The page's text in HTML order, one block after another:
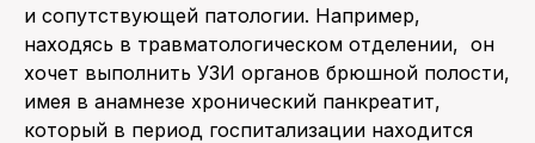
и сопутствующей патологии. Например,
находясь в травматологическом отделении, он
хочет выполнить УЗИ органов брюшной полости,
имея в анамнезе хронический панкреатит,
который в период госпитализации находится